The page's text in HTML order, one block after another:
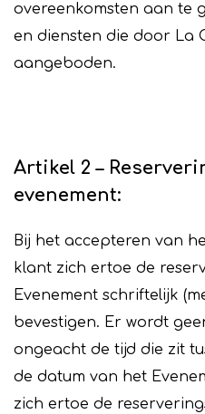
overeenkomsten aan te
en diensten die door La
aangeboden.
Artikel 2 –
evenement:
Bij het accepteren van
klant zich ertoe de
Evenement schriftelijk
bevestigen. Er wordt
ongeacht de tijd die zit
de datum van het
zich ertoe de